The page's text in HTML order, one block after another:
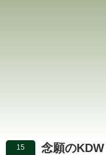
15
念願の